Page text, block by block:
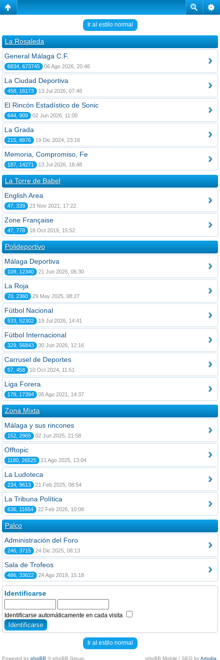
Ir al estilo normal
La Rosaleda
General Málaga C.F.
6834, 673745 06 Ago 2026, 20:46
La Ciudad Deportiva
458, 18173 13 Jul 2026, 07:48
El Rincón Estadístico de Sonic
644, 909 02 Jun 2026, 11:00
La Grada
215, 8876 19 Dic 2024, 23:16
Memoria, Compromiso, Fe
187, 14271 13 Jul 2026, 18:48
La Torre de Babel
English Area
47, 339 23 Nov 2021, 17:22
Zone Française
47, 778 18 Oct 2019, 15:52
Polideportivo
Málaga Deportiva
109, 12340 21 Jun 2026, 06:30
La Roja
70, 2360 29 May 2025, 08:27
Fútbol Nacional
533, 52302 19 Jul 2026, 14:41
Fútbol Internacional
329, 56843 30 Jun 2026, 12:16
Carrusel de Deportes
57, 458 10 Oct 2024, 11:51
Liga Forera
179, 17394 05 Ago 2021, 14:37
Zona Mixta
Málaga y sus rincones
152, 2965 02 Jun 2025, 21:58
Offtopic
1180, 26525 21 Ago 2025, 13:04
La Ludoteca
234, 9613 21 Feb 2025, 08:54
La Tribuna Política
636, 11654 22 Feb 2026, 10:08
Palco
Administración del Foro
246, 3715 24 Dic 2025, 08:13
Sala de Trofeos
486, 33622 24 Ago 2019, 15:18
Identificarse
Identificarse automáticamente en cada visita
Ir al estilo normal
Powered by phpBB © phpBB Group. phpBB Mobile / SEO byArtodia